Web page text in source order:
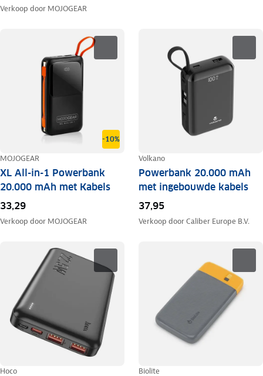
Verkoop door MOJOGEAR
-10%
MOJOGEAR
XL All-in-1 Powerbank
20.000 mAh met Kabels
33,29
Verkoop door MOJOGEAR
Volkano
Powerbank 20.000 mAh
met ingebouwde kabels
37,95
Verkoop doorCaliber Europe B.V.
Hoco Biolite